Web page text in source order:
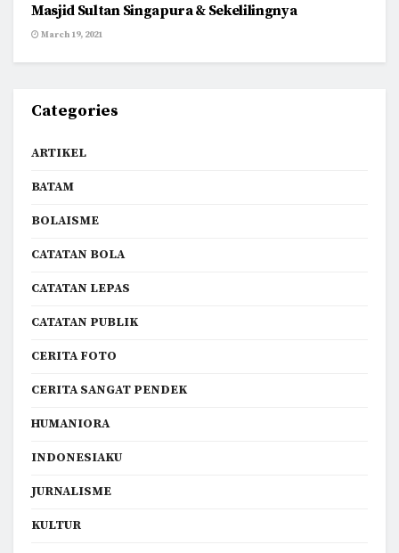
Masjid Sultan Singapura & Sekelilingnya
March 19, 2021
Categories
ARTIKEL
BATAM
BOLAISME
CATATAN BOLA
CATATAN LEPAS
CATATAN PUBLIK
CERITA FOTO
CERITA SANGAT PENDEK
HUMANIORA
INDONESIAKU
JURNALISME
KULTUR